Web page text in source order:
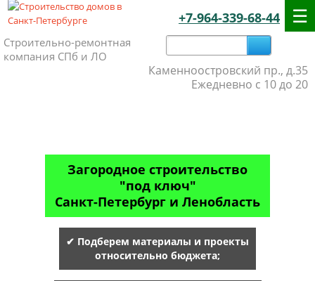
+7-964-339-68-44
Строительно-ремонтная
компания СПб и ЛО
Каменноостровский пр., д.35
Ежедневно с 10 до 20
Загородное строительство
"под ключ"
Санкт-Петербург и Ленобласть
✔ Подберем материалы и проекты
относительно бюджета;